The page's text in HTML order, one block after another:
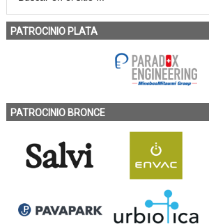
PATROCINIO PLATA
PATROCINIO BRONCE